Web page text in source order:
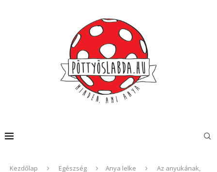
Kezdőlap Egészség Anya lelke
Az anyukának,